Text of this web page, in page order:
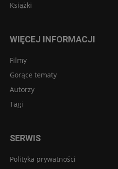
Książki
WIĘCEJ INFORMACJI
Filmy
Gorące tematy
Autorzy
Tagi
SERWIS
Polityka prywatności